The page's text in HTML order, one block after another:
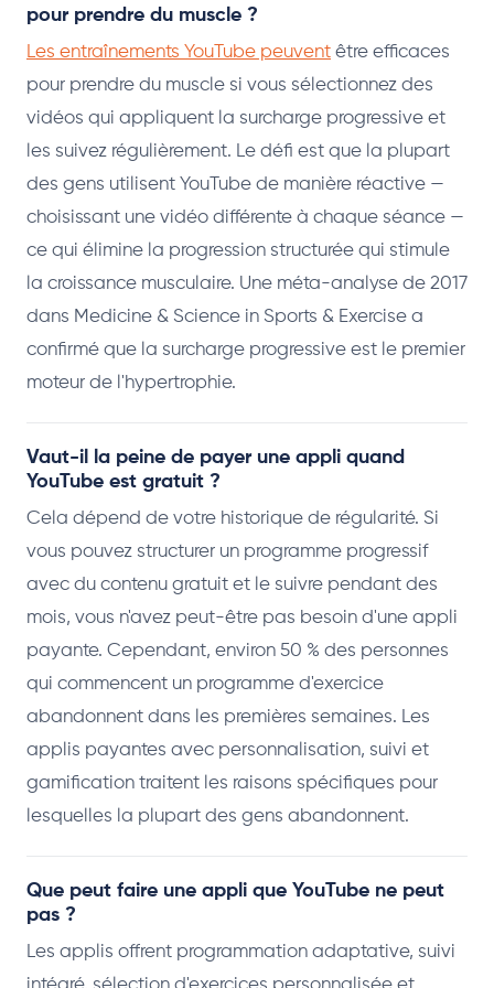
pour prendre du muscle ?
Les entraînements YouTube peuvent être efficaces
pour prendre du muscle si vous sélectionnez des
vidéos qui appliquent la surcharge progressive et
les suivez régulièrement. Le défi est que la plupart
des gens utilisent YouTube de manière réactive —
choisissant une vidéo différente à chaque séance —
ce qui élimine la progression structurée qui stimule
la croissance musculaire. Une méta-analyse de 2017
dans Medicine & Science in Sports & Exercise a
confirmé que la surcharge progressive est le premier
moteur de l'hypertrophie.
Vaut-il la peine de payer une appli quand
YouTube est gratuit ?
Cela dépend de votre historique de régularité. Si
vous pouvez structurer un programme progressif
avec du contenu gratuit et le suivre pendant des
mois, vous n'avez peut-être pas besoin d'une appli
payante. Cependant, environ 50 % des personnes
qui commencent un programme d'exercice
abandonnent dans les premières semaines. Les
applis payantes avec personnalisation, suivi et
gamification traitent les raisons spécifiques pour
lesquelles la plupart des gens abandonnent.
Que peut faire une appli que YouTube ne peut
pas ?
Les applis offrent programmation adaptative, suivi